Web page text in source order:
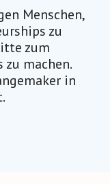
Menschen,
zu
zum
machen.
in